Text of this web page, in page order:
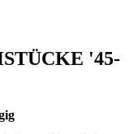
'45-